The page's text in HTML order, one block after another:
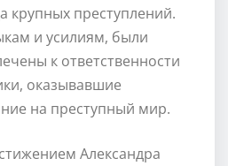
крупных преступлений.
и усилиям, были
к ответственности
оказывавшие
на преступный мир.
Александра